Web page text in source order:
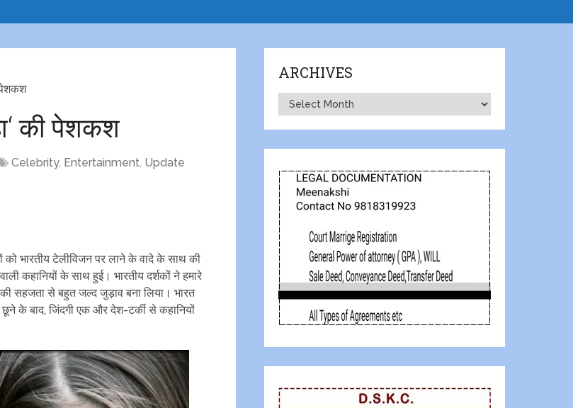
पेशकश
की पेशकश
Celebrity, Entertainment, Update
को भारतीय टेलीविजन पर लाने के वादे के साथ की
कहानियों के साथ हुई। भारतीय दर्शकों ने हमारे
सहजता से बहुत जल्द जुड़ाव बना लिया। भारत
के बाद, जिंदगी एक और देश-टर्की से कहानियों
ARCHIVES
Archives